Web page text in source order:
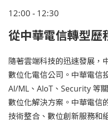
12:00 - 12:30
從中華電信轉型
隨著雲端科技的迅速發展，
數位化電信公司。中華電信
AI/ML、AIoT、Security 等
數位化解決方案。中華電信
技術整合、數位創新服務和